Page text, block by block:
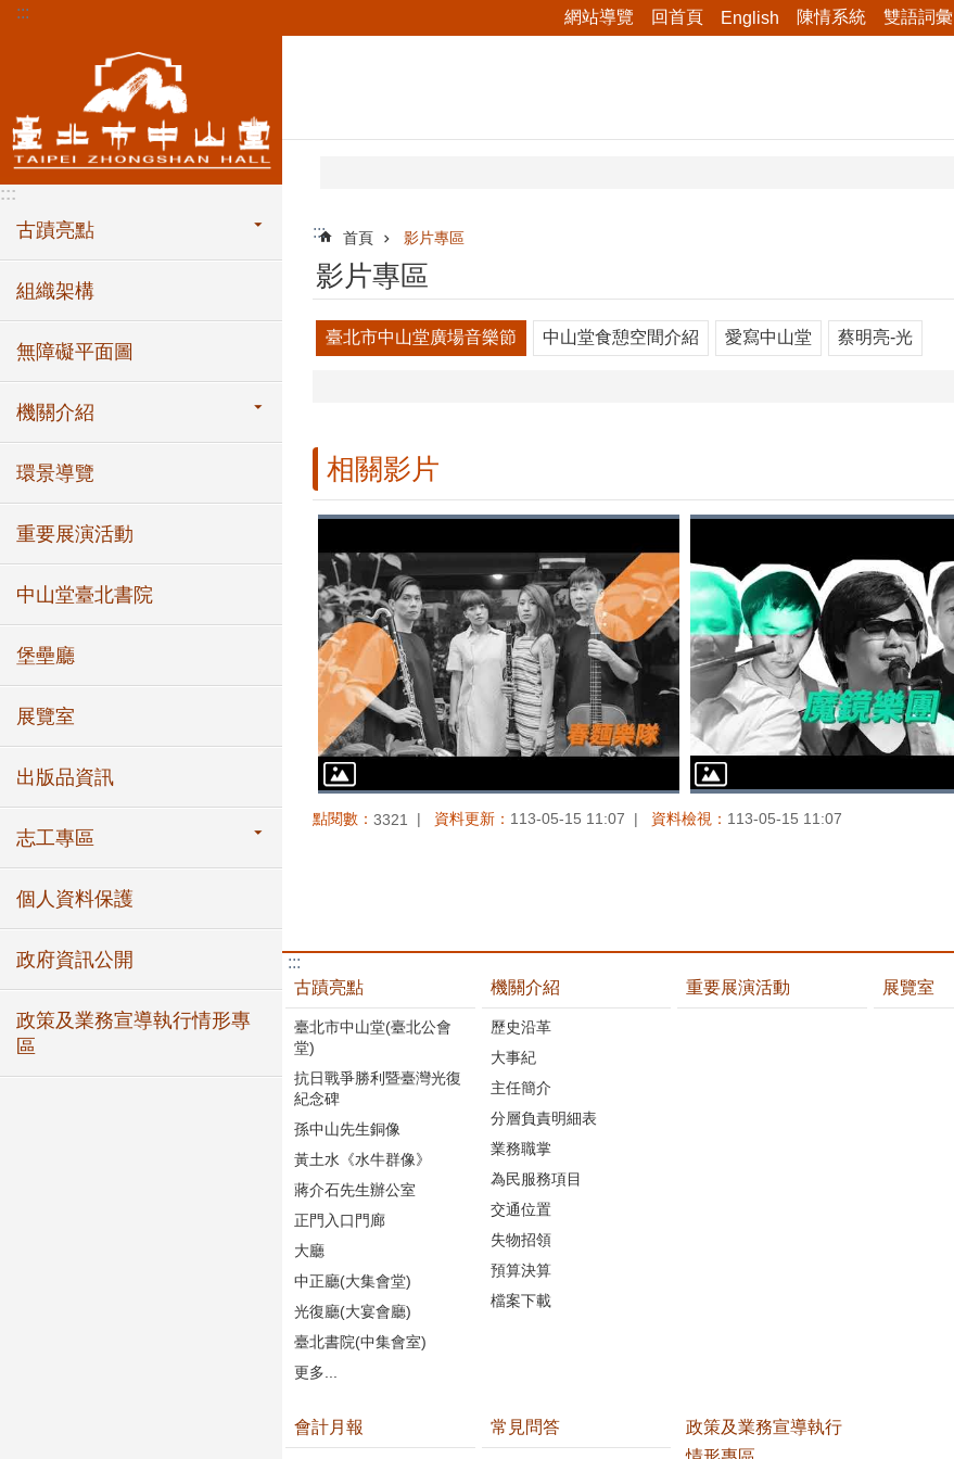
跳到主要內容區塊
::: 網站導覽 回首頁 English 陳情系統 雙語詞彙
:::
古蹟亮點
組織架構
無障礙平面圖
機關介紹
環景導覽
重要展演活動
中山堂臺北書院
堡壘廳
展覽室
出版品資訊
志工專區
個人資料保護
政府資訊公開
政策及業務宣導執行情形專
區
::: 首頁 影片專區
影片專區
臺北市中山堂廣場音樂節 中山堂食憩空間介紹 愛寫中山堂 蔡明亮-光
相關影片
點閱數： 3321 資料更新： 113-05-15 11:07 資料檢視： 113-05-15 11:07
:::
古蹟亮點
臺北市中山堂(臺北公會
堂)
抗日戰爭勝利暨臺灣光復
紀念碑
孫中山先生銅像
黃土水《水牛群像》
蔣介石先生辦公室
正門入口門廊
大廳
中正廳(大集會堂)
光復廳(大宴會廳)
臺北書院(中集會室)
更多...
機關介紹
歷史沿革
大事紀
主任簡介
分層負責明細表
業務職掌
為民服務項目
交通位置
失物招領
預算決算
檔案下載
重要展演活動 展覽室
會計月報 常見問答
政策及業務宣導執行